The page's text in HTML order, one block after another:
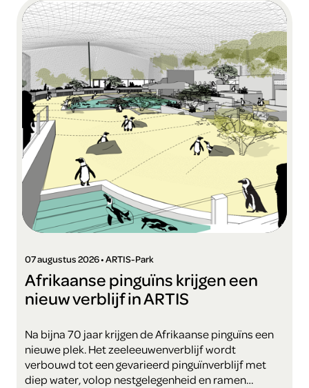
Afrikaanse pinguïns krijgen een
nieuw verblijf in ARTIS
07 augustus 2026 • ARTIS-Park
Na bijna 70 jaar krijgen de Afrikaanse pinguïns een
nieuwe plek. Het zeeleeuwenverblijf wordt
verbouwd tot een gevarieerd pinguïnverblijf met
diep water, volop nestgelegenheid en ramen